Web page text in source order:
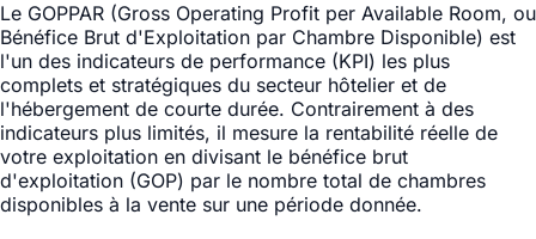
Le GOPPAR (Gross Operating Profit per Available Room, ou
Bénéfice Brut d'Exploitation par Chambre Disponible) est
l'un des indicateurs de performance (KPI) les plus
complets et stratégiques du secteur hôtelier et de
l'hébergement de courte durée. Contrairement à des
indicateurs plus limités, il mesure la rentabilité réelle de
votre exploitation en divisant le bénéfice brut
d'exploitation (GOP) par le nombre total de chambres
disponibles à la vente sur une période donnée.